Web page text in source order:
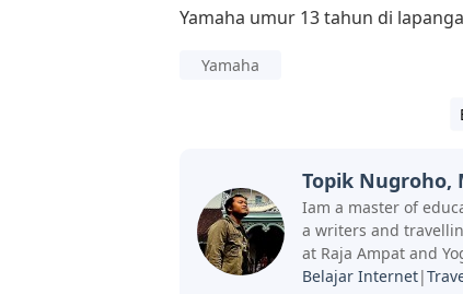
Yamaha umur 13 tahun di
Yamaha
Topik Nugroho,
Iam a master of
a writers and
at Raja Ampat and
Belajar Internet|